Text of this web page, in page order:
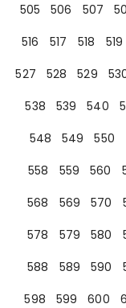
505
506 507
516
517 518 519
527
528 529
538
539 540
548
549 550
558
559 560
568
569 570
578
579 580
588
589 590
598
599 600